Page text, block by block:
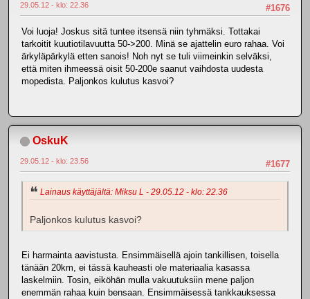
#1676
29.05.12 - klo: 22.36
Voi luoja! Joskus sitä tuntee itsensä niin tyhmäksi. Tottakai
tarkoitit kuutiotilavuutta 50->200. Minä se ajattelin euro rahaa. Voi
ärkyläpärkylä etten sanois! Noh nyt se tuli viimeinkin selväksi,
että miten ihmeessä oisit 50-200e saanut vaihdosta uudesta
mopedista. Paljonkos kulutus kasvoi?
OskuK
#1677
29.05.12 - klo: 23.56
Lainaus käyttäjältä: Miksu L - 29.05.12 - klo: 22.36
Paljonkos kulutus kasvoi?
Ei harmainta aavistusta. Ensimmäisellä ajoin tankillisen, toisella
tänään 20km, ei tässä kauheasti ole materiaalia kasassa
laskelmiin. Tosin, eiköhän mulla vakuutuksiin mene paljon
enemmän rahaa kuin bensaan. Ensimmäisessä tankkauksessa